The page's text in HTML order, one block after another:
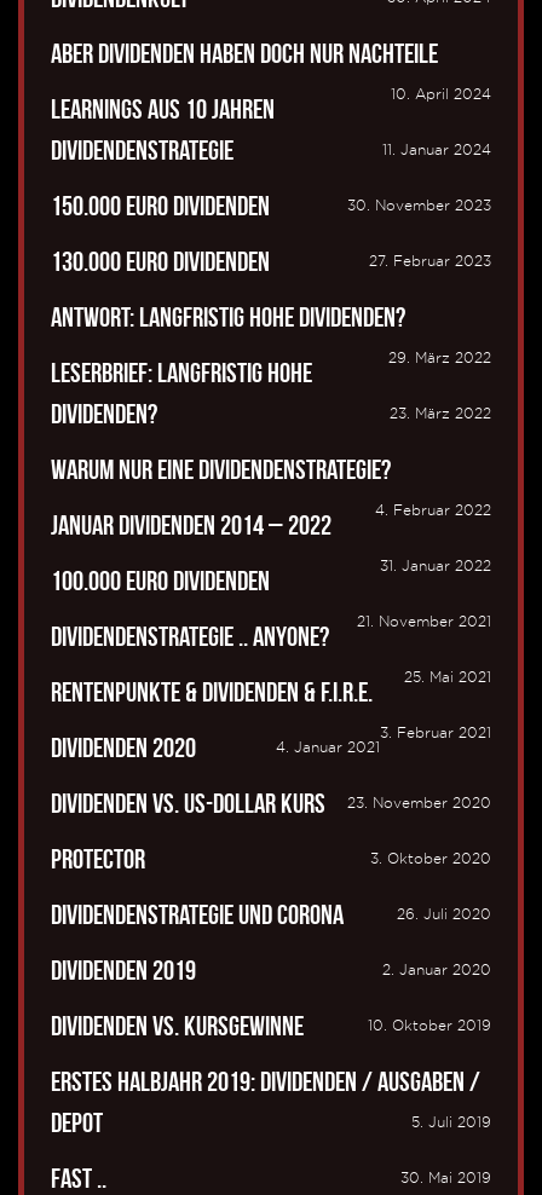
Aber Dividenden haben doch nur Nachteile
10. April 2024
Learnings aus 10 Jahren
Dividendenstrategie
11. Januar 2024
150.000 Euro Dividenden 30. November 2023
130.000 Euro Dividenden 27. Februar 2023
Antwort: Langfristig hohe Dividenden?
29. März 2022
Leserbrief: Langfristig hohe
Dividenden?
23. März 2022
Warum nur eine Dividendenstrategie?
4. Februar 2022
Januar Dividenden 2014 – 2022
31. Januar 2022
100.000 Euro Dividenden
21. November 2021
Dividendenstrategie .. anyone?
25. Mai 2021
Rentenpunkte & Dividenden & F.I.R.E.
3. Februar 2021
Dividenden 2020 4. Januar 2021
Dividenden vs. US-Dollar Kurs 23. November 2020
Protector 3. Oktober 2020
Dividendenstrategie und Corona 26. Juli 2020
Dividenden 2019 2. Januar 2020
Dividenden vs. Kursgewinne 10. Oktober 2019
Erstes Halbjahr 2019: Dividenden / Ausgaben /
Depot
5. Juli 2019
Fast .. 30. Mai 2019